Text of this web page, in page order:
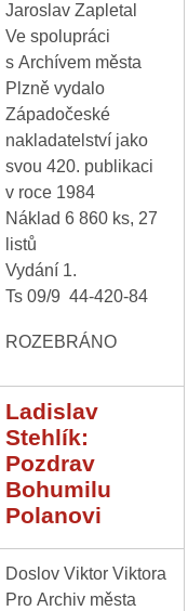
Jaroslav Zapletal
Ve spolupráci
s Archívem města
Plzně vydalo
Západočeské
nakladatelství jako
svou 420. publikaci
v roce 1984
Náklad 6 860 ks, 27
listů
Vydání 1.
Ts 09/9 44-420-84
ROZEBRÁNO
Ladislav
Stehlík:
Pozdrav
Bohumilu
Polanovi
Doslov Viktor Viktora
Pro Archiv města